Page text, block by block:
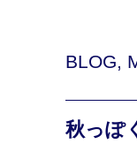
BLOG,
秋っぽ